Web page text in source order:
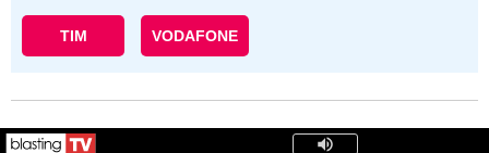
TIM VODAFONE